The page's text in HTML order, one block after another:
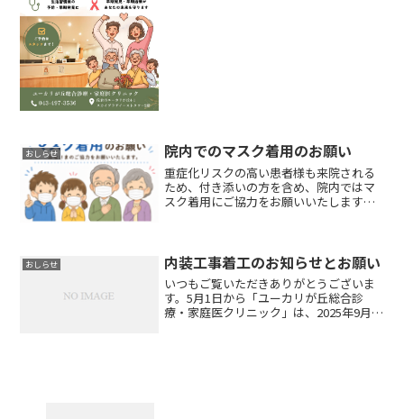
おしらせ 院内でのマスク着用のお願い
重症化リスクの高い患者様も来院される
ため、付き添いの方を含め、院内ではマ
スク着用にご協力をお願いいたします。
とご協力のほど、よろ...
おしらせ 内装工事着工のお知らせとお願い
いつもご覧いただきありがとうございま
す。5月1日から「ユーカリが丘総合診
療・家庭医クリニック」は、2025年9月の